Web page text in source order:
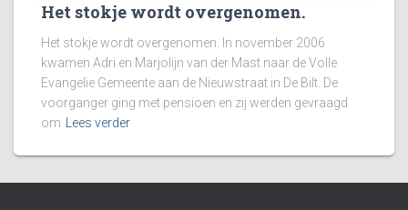
Het stokje wordt overgenomen.
Het stokje wordt overgenomen. In november 2006
kwamen Adri en Marjolijn van der Mast naar de Volle
Evangelie Gemeente aan de Nieuwstraat in De Bilt. De
voorganger ging met pensioen en zij werden gevraagd
om Lees verder